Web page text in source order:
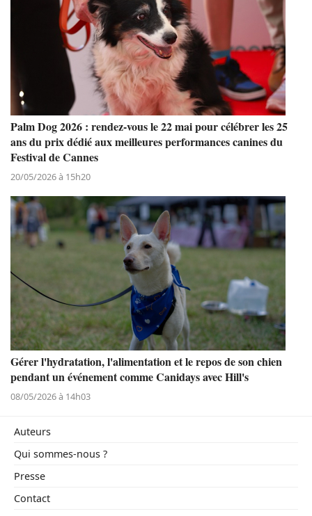
Palm Dog 2026 : rendez-vous le 22 mai pour célébrer les 25
ans du prix dédié aux meilleures performances canines du
Festival de Cannes
20/05/2026 à 15h20
Gérer l'hydratation, l'alimentation et le repos de son chien
pendant un événement comme Canidays avec Hill's
08/05/2026 à 14h03
Auteurs
Qui sommes-nous ?
Presse
Contact